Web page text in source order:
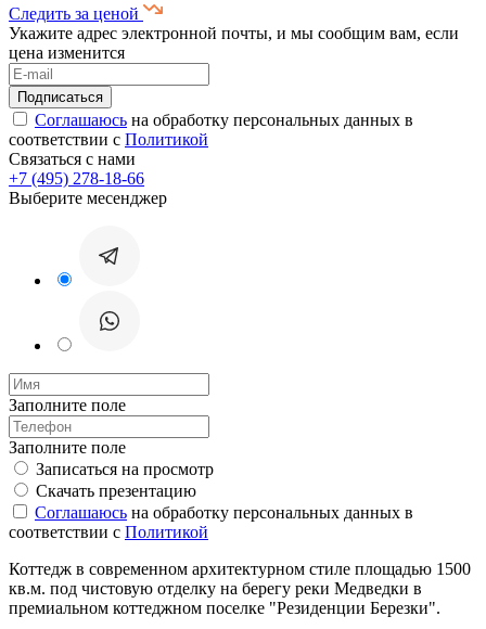
Следить за ценой
Укажите адрес электронной почты, и мы сообщим вам, если
цена изменится
Соглашаюсь на обработку персональных данных в
соответствии с Политикой
Связаться с нами
+7 (495) 278-18-66
Выберите месенджер
Заполните поле
Заполните поле
Записаться на просмотр
Скачать презентацию
Соглашаюсь на обработку персональных данных в
соответствии с Политикой
Коттедж в современном архитектурном стиле площадью 1500
кв.м. под чистовую отделку на берегу реки Медведки в
премиальном коттеджном поселке "Резиденции Березки".